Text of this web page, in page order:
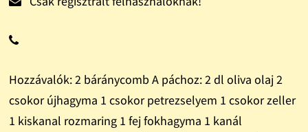
Hozzávalók: 2 báránycomb A páchoz: 2 dl oliva olaj 2
csokor újhagyma 1 csokor petrezselyem 1 csokor zeller
1 kiskanal rozmaring 1 fej fokhagyma 1 kanál